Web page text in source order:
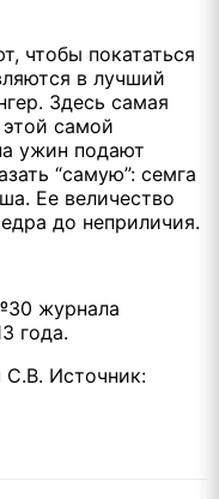
чтобы покататься
в лучший
Здесь самая
самой
ужин подают
“самую”: семга
Ее величество
до неприличия.
журнала
года.
Источник: